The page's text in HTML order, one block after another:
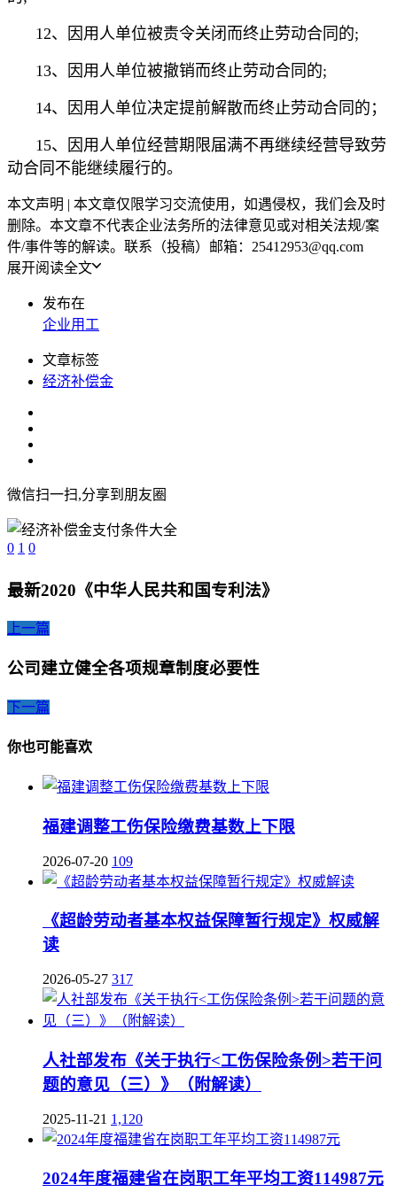
12、因用人单位被责令关闭而终止劳动合同的;
13、因用人单位被撤销而终止劳动合同的;
14、因用人单位决定提前解散而终止劳动合同的；
15、因用人单位经营期限届满不再继续经营导致劳
动合同不能继续履行的。
本文声明 | 本文章仅限学习交流使用，如遇侵权，我们会及时
删除。本文章不代表企业法务所的法律意见或对相关法规/案
件/事件等的解读。联系（投稿）邮箱：25412953@qq.com
展开阅读全文
发布在
企业用工
文章标签
经济补偿金
微信扫一扫,分享到朋友圈
0 1 0
最新2020《中华人民共和国专利法》
上一篇
公司建立健全各项规章制度必要性
下一篇
你也可能喜欢
福建调整工伤保险缴费基数上下限
2026-07-20 109
《超龄劳动者基本权益保障暂行规定》权威解
读
2026-05-27 317
人社部发布《关于执行<工伤保险条例>若干问
题的意见（三）》（附解读）
2025-11-21 1,120
2024年度福建省在岗职工年平均工资114987元